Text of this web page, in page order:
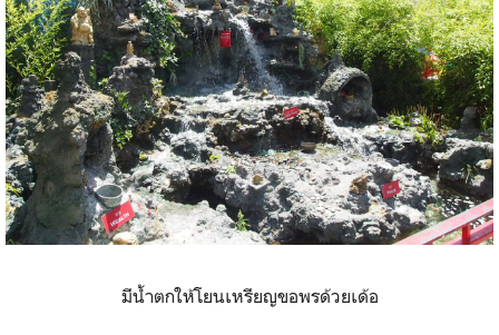
มีน้ำตกให้โยนเหรียญขอพรด้วยเด้อ